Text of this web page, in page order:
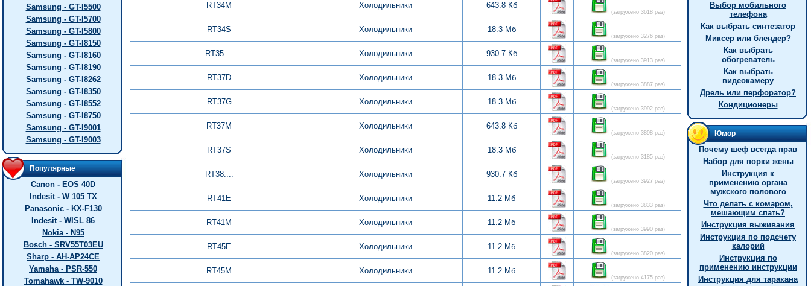
Samsung - GT-I5500
Samsung - GT-I5700
Samsung - GT-I5800
Samsung - GT-I8150
Samsung - GT-I8160
Samsung - GT-I8190
Samsung - GT-I8262
Samsung - GT-I8350
Samsung - GT-I8552
Samsung - GT-I8750
Samsung - GT-I9001
Samsung - GT-I9003
Популярные
Canon - EOS 40D
Indesit - W 105 TX
Panasonic - KX-F130
Indesit - WISL 86
Nokia - N95
Bosch - SRV55T03EU
Sharp - AH-AP24CE
Yamaha - PSR-550
Tomahawk - TW-9010
RT34M Холодильники 643.8 Кб
(загружено 3618 раз)
RT34S Холодильники 18.3 Мб
(загружено 3276 раз)
RT35.... Холодильники 930.7 Кб
(загружено 3913 раз)
RT37D Холодильники 18.3 Мб
(загружено 3887 раз)
RT37G Холодильники 18.3 Мб
(загружено 3992 раз)
RT37M Холодильники 643.8 Кб
(загружено 3898 раз)
RT37S Холодильники 18.3 Мб
(загружено 3185 раз)
RT38.... Холодильники 930.7 Кб
(загружено 3927 раз)
RT41E Холодильники 11.2 Мб
(загружено 3833 раз)
RT41M Холодильники 11.2 Мб
(загружено 3990 раз)
RT45E Холодильники 11.2 Мб
(загружено 3820 раз)
RT45M Холодильники 11.2 Мб
(загружено 4175 раз)
Выбор мобильного
телефона
Как выбрать синтезатор
Миксер или блендер?
Как выбрать
обогреватель
Как выбрать
видеокамеру
Дрель или перфоратор?
Кондиционеры
Юмор
Почему шеф всегда прав
Hабор для порки жены
Инструкция к
применению органа
мужского полового
Что делать с комаром,
мешающим спать?
Инструкция выживания
Инструкция по подсчету
калорий
Инструкция по
применению инструкции
Инструкция для таракана